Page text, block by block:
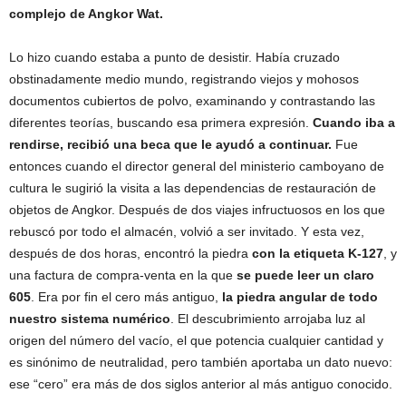
complejo de Angkor Wat.
Lo hizo cuando estaba a punto de desistir. Había cruzado
obstinadamente medio mundo, registrando viejos y mohosos
documentos cubiertos de polvo, examinando y contrastando las
diferentes teorías, buscando esa primera expresión. Cuando iba a
rendirse, recibió una beca que le ayudó a continuar. Fue
entonces cuando el director general del ministerio camboyano de
cultura le sugirió la visita a las dependencias de restauración de
objetos de Angkor. Después de dos viajes infructuosos en los que
rebuscó por todo el almacén, volvió a ser invitado. Y esta vez,
después de dos horas, encontró la piedra con la etiqueta K-127 , y
una factura de compra-venta en la que se puede leer un claro
605 . Era por fin el cero más antiguo, la piedra angular de todo
nuestro sistema numérico . El descubrimiento arrojaba luz al
origen del número del vacío, el que potencia cualquier cantidad y
es sinónimo de neutralidad, pero también aportaba un dato nuevo:
ese “cero” era más de dos siglos anterior al más antiguo conocido.